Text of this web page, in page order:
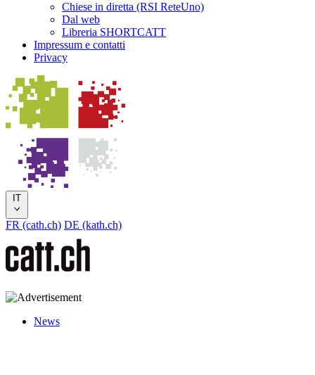
Chiese in diretta (RSI ReteUno)
Dal web
Libreria SHORTCATT
Impressum e contatti
Privacy
IT
FR (cath.ch) DE (kath.ch)
News